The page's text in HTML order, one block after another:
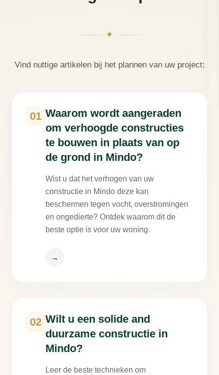
✦
Vind nuttige artikelen bij het plannen van uw project:
01 Waarom wordt aangeraden
om verhoogde constructies
te bouwen in plaats van op
de grond in Mindo?
Wist u dat het verhogen van uw
constructie in Mindo deze kan
beschermen tegen vocht, overstromingen
en ongedierte? Ontdek waarom dit de
beste optie is voor uw woning.
→
02 Wilt u een solide and
duurzame constructie in
Mindo?
Leer de beste technieken om